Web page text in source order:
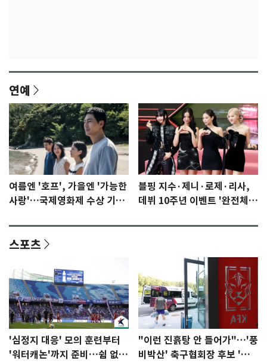
연예
여름엔 '호프', 가을엔 '가능한
사랑'…국제영화제 수상 기대
블핑 지수·제니·로제·리사,
데뷔 10주년 이벤트 '완전체'
스포츠
'심정지 대응' 모의 훈련부터
'워터캐논'까지 준비…쉼 없는
"이런 진흙탕 안 들어가"…'풍
비박산' 축구협회장 후보 '실